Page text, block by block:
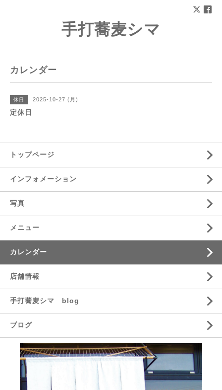
手打蕎麦シマ
カレンダー
休日 2025-10-27 (月)
定休日
トップページ
インフォメーション
写真
メニュー
カレンダー
店舗情報
手打蕎麦シマ blog
ブログ